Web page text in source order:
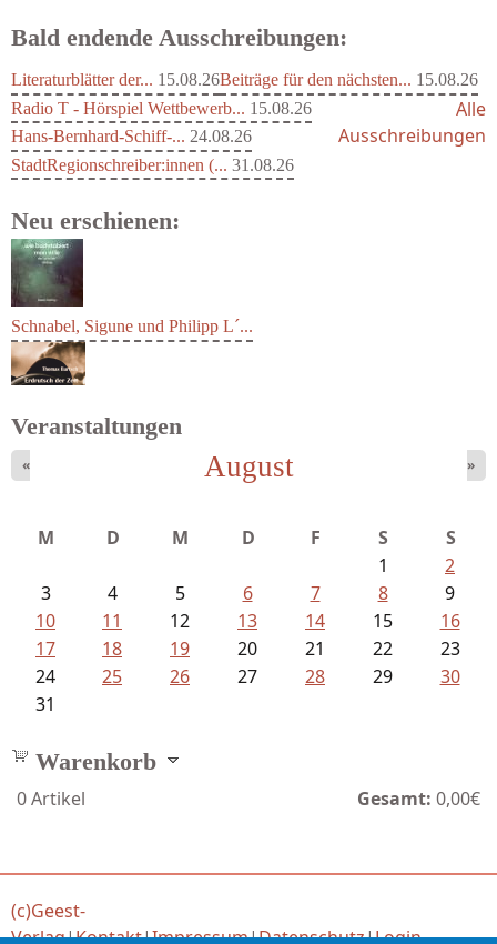
Bald endende Ausschreibungen:
Literaturblätter der... 15.08.26Beiträge für den nächsten... 15.08.26
Radio T - Hörspiel Wettbewerb... 15.08.26
Hans-Bernhard-Schiff-... 24.08.26
StadtRegionschreiber:innen (... 31.08.26
Alle
Ausschreibungen
Neu erschienen:
Schnabel, Sigune und Philipp L´...
Veranstaltungen
August
« »
M D M D F S
S
1
2
3
4 5 6 7 8
9
10
11 12 13 14 15
16
17
18 19 20 21 22
23
24
25 26 27 28 29
30
31
Warenkorb
0Artikel Gesamt: 0,00€
(c)Geest-
Verlag|Kontakt|Impressum|Datenschutz|Login